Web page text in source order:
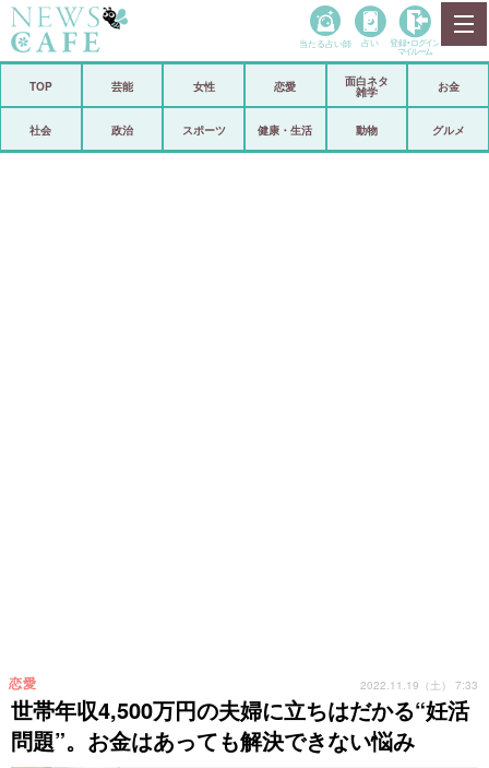
政治
当たる占い師 占い 登録• ログイン
マイルーム
TOP 芸能 女性 恋愛
面白ネタ
雑学
お金
社会 政治 スポーツ 健康・生活 動物 グルメ
世帯年収4,500万円の夫婦に立ちはだかる“妊活
問題”。お金はあっても解決できない悩み
恋愛 2022.11.19（土） 7:33